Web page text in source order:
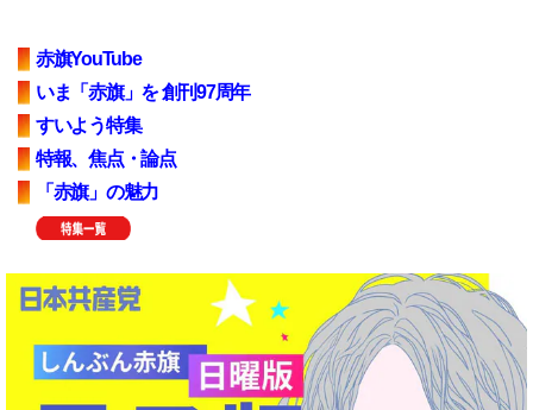
赤旗YouTube
いま「赤旗」を 創刊97周年
すいよう特集
特報、焦点・論点
「赤旗」の魅力